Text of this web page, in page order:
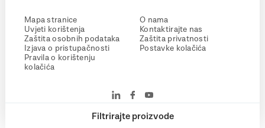
Filtrirajte proizvode
Mapa stranice
Uvjeti korištenja
Zaštita osobnih podataka
Izjava o pristupačnosti
Pravila o korištenju
kolačića
O nama
Kontaktirajte nas
Zaštita privatnosti
Postavke kolačića